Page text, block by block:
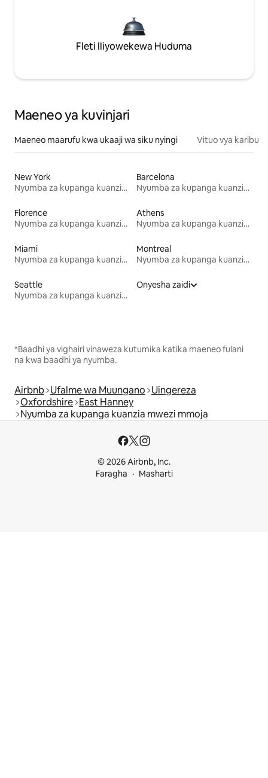
Fleti Iliyowekewa Huduma
Maeneo ya kuvinjari
Maeneo maarufu kwa ukaaji wa siku nyingi Vituo vya karibu
New York
Nyumba za kupanga kuanzia mwezi mmoja
Barcelona
Nyumba za kupanga kuanzia mwezi mmoja
Florence
Nyumba za kupanga kuanzia mwezi mmoja
Athens
Nyumba za kupanga kuanzia mwezi mmoja
Miami
Nyumba za kupanga kuanzia mwezi mmoja
Montreal
Nyumba za kupanga kuanzia mwezi mmoja
Seattle
Nyumba za kupanga kuanzia mwezi mmoja
Onyesha zaidi
*Baadhi ya vighairi vinaweza kutumika katika maeneo fulani
na kwa baadhi ya nyumba.
Airbnb Ufalme wa Muungano Uingereza
Oxfordshire East Hanney
Nyumba za kupanga kuanzia mwezi mmoja
© 2026 Airbnb, Inc.
Faragha
Masharti